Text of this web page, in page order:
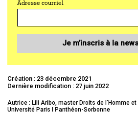
Adresse courriel
Je m’inscris à la
Création : 23 décembre 2021
Dernière modification : 27 juin 2022
Autrice : Lili Aribo, master Droits de l’Homme
Université Paris I Panthéon-Sorbonne